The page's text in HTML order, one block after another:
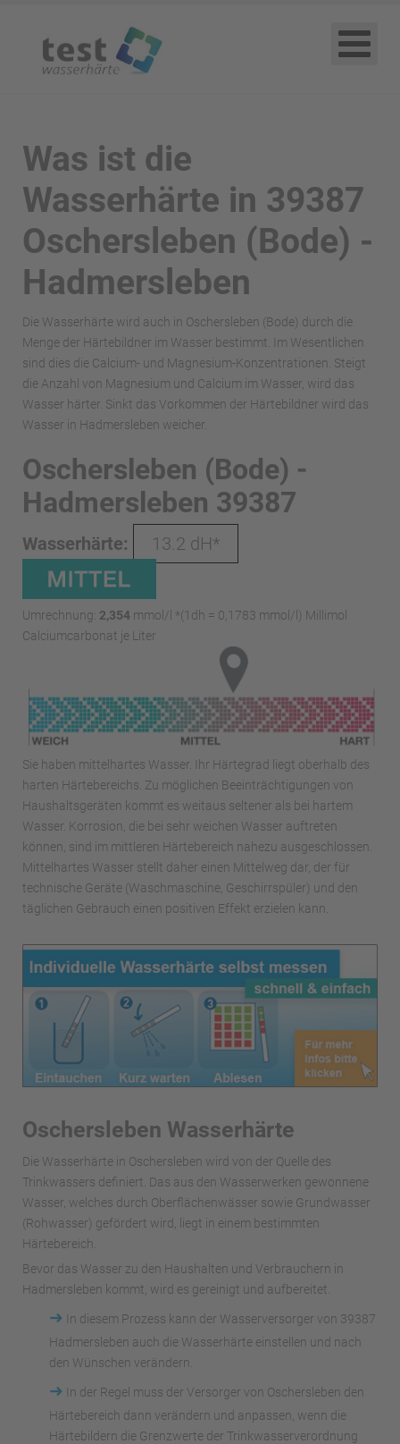
Was ist die
Wasserhärte in 39387
Oschersleben (Bode) -
Hadmersleben
Die Wasserhärte wird auch in Oschersleben (Bode) durch die
Menge der Härtebildner im Wasser bestimmt. Im Wesentlichen
sind dies die Calcium- und Magnesium-Konzentrationen. Steigt
die Anzahl von Magnesium und Calcium im Wasser, wird das
Wasser härter. Sinkt das Vorkommen der Härtebildner wird das
Wasser in Hadmersleben weicher.
Oschersleben (Bode) -
Hadmersleben 39387
Wasserhärte: 13.2 dH*
Umrechnung: 2,354 mmol/l *(1dh = 0,1783 mmol/l) Millimol
Calciumcarbonat je Liter
Sie haben mittelhartes Wasser. Ihr Härtegrad liegt oberhalb des
harten Härtebereichs. Zu möglichen Beeinträchtigungen von
Haushaltsgeräten kommt es weitaus seltener als bei hartem
Wasser. Korrosion, die bei sehr weichen Wasser auftreten
können, sind im mittleren Härtebereich nahezu ausgeschlossen.
Mittelhartes Wasser stellt daher einen Mittelweg dar, der für
technische Geräte (Waschmaschine, Geschirrspüler) und den
täglichen Gebrauch einen positiven Effekt erzielen kann.
Oschersleben Wasserhärte
Die Wasserhärte in Oschersleben wird von der Quelle des
Trinkwassers definiert. Das aus den Wasserwerken gewonnene
Wasser, welches durch Oberflächenwässer sowie Grundwasser
(Rohwasser) gefördert wird, liegt in einem bestimmten
Härtebereich.
Bevor das Wasser zu den Haushalten und Verbrauchern in
Hadmersleben kommt, wird es gereinigt und aufbereitet.
➜
In diesem Prozess kann der Wasserversorger von 39387
Hadmersleben auch die Wasserhärte einstellen und nach
den Wünschen verändern.
➜
In der Regel muss der Versorger von Oschersleben den
Härtebereich dann verändern und anpassen, wenn die
Härtebildern die Grenzwerte der Trinkwasserverordnung